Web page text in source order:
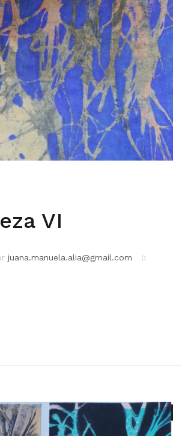
VI
juana.manuela.alia@gmail.com
0